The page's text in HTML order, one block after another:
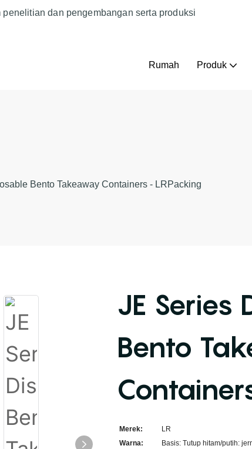
dan pengembangan serta produksi
Rumah Produk
Bento Takeaway Containers - LRPacking
JE Series
Bento
Merek:
LR
Warna:
Basis: Tutup hitam/putih: